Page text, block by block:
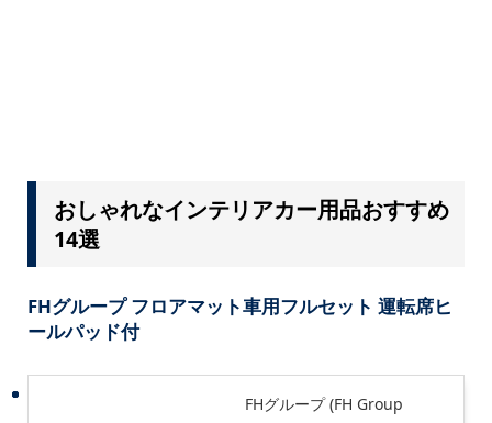
おしゃれなインテリアカー用品おすすめ
14選
FHグループ フロアマット車用フルセット 運転席ヒ
ールパッド付
FHグループ (FH Group